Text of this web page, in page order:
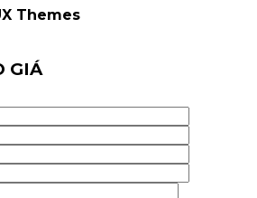
Themes
GIÁ